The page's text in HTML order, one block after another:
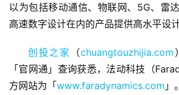
报
道
业
观
以为包括移动通信、物联网、5G、雷
高速数字设计在内的产品提供高水平设
创投之家 （chuangtouzhijia.com
「官网通」查询获悉，法动科技（
方网站为「www.faradynamics.com 」。